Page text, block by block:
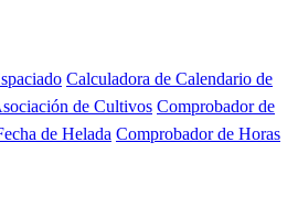
Calculadora de Calendario de
de Cultivos Comprobador de
de Helada Comprobador de Horas